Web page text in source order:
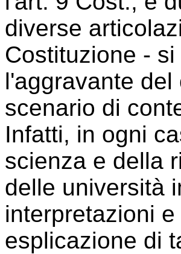
diverse
Costituzione -
l'aggravante
scenario di
Infatti, in ogni
scienza e della
delle università
interpretazioni
esplicazione di